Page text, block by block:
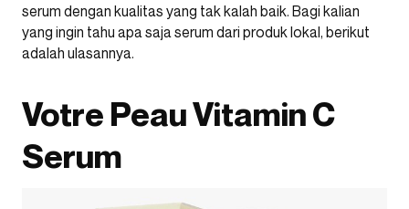
serum dengan kualitas yang tak kalah baik. Bagi kalian
yang ingin tahu apa saja serum dari produk lokal, berikut
adalah ulasannya.
Votre Peau Vitamin C
Serum